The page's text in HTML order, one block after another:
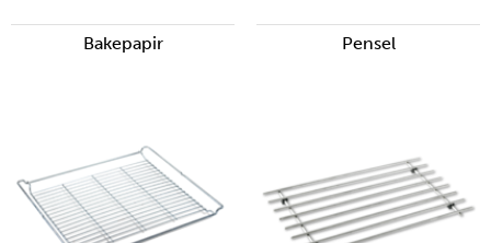
Bakepapir Pensel